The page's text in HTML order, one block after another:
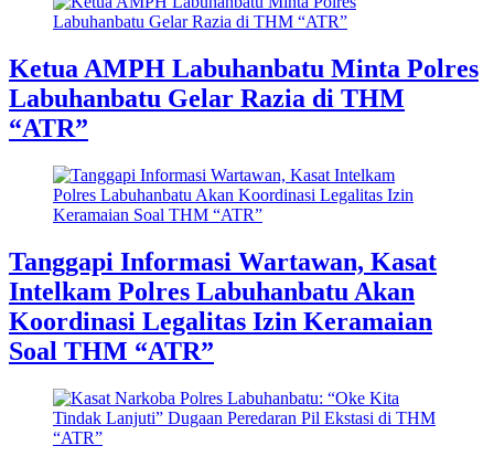
Ketua AMPH Labuhanbatu Minta Polres
Labuhanbatu Gelar Razia di THM
“ATR”
Tanggapi Informasi Wartawan, Kasat
Intelkam Polres Labuhanbatu Akan
Koordinasi Legalitas Izin Keramaian
Soal THM “ATR”